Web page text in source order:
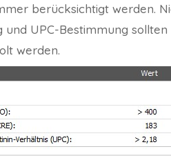
berücksichtigt werden.
und UPC-Bestimmung
werden.